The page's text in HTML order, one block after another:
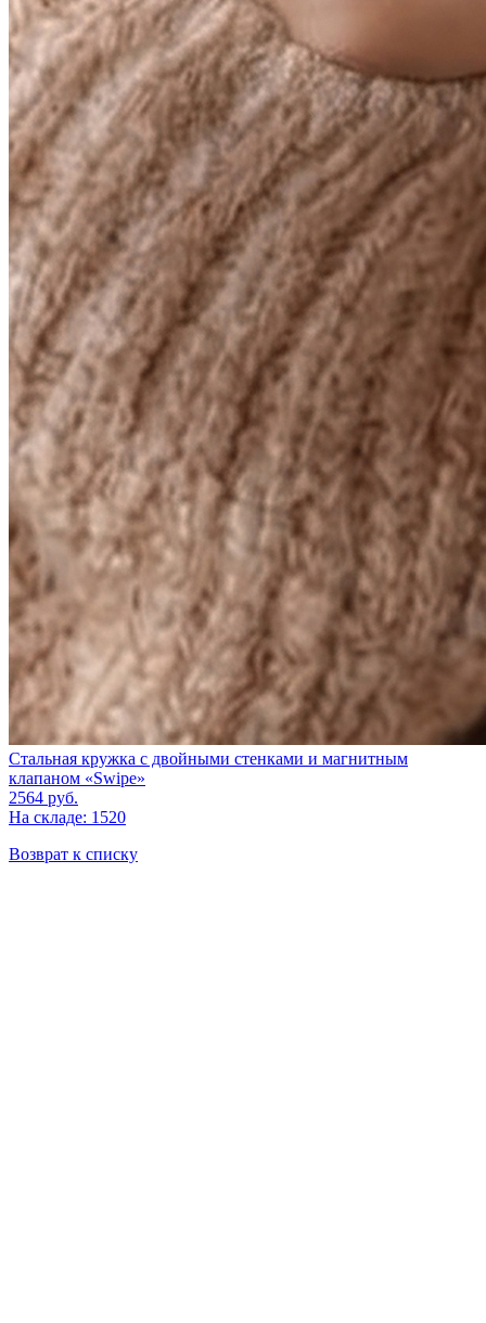
Стальная кружка с двойными стенками и магнитным
клапаном «Swipe»
2564 руб.
На складе: 1520
Возврат к списку